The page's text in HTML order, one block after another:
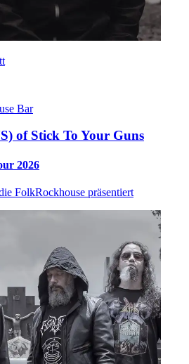
Bar
of Stick To Your Guns
2026
FolkRockhouse präsentiert